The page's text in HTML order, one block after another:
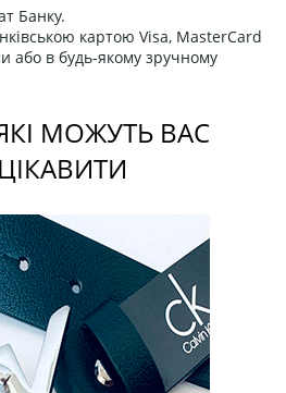
Банку.
картою Visa, MasterCard
або в будь-якому зручному
МОЖУТЬ ВАС